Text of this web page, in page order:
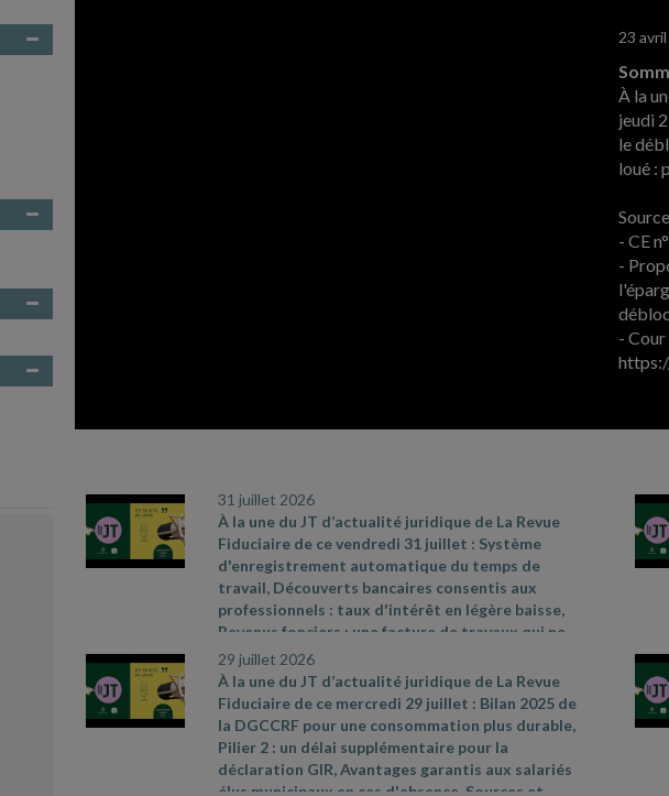
23
À la
jeudi
le
loué :
- CE
-
- Cour
31 juillet 2026
À la une du JT d’actualité juridique de La Revue
Fiduciaire de ce vendredi 31 juillet : Système
d'enregistrement automatique du temps de
travail, Découverts bancaires consentis aux
professionnels : taux d'intérêt en légère baisse,
Revenus fonciers : une facture de travaux qui ne
convainc pas. Sources et références par ordre
d’apparition à l’écran :- CAA Marseille n°
24MA03292 du 28 mai 2026- Cass. soc. 8 juillet
2026, n° 24- 17481 D - Cass civ., 3e ch., 11 juin
2026, n° 24 - 19326 - Cass. soc. 17 juin 2026, n° 24
21533 FD- Avis relatif à l'application des articles
L. 314- 6 du code de la consommation et L. 313
29 juillet 2026
À la une du JT d’actualité juridique de La Revue
Fiduciaire de ce mercredi 29 juillet : Bilan 2025 de
la DGCCRF pour une consommation plus durable,
Pilier 2 : un délai supplémentaire pour la
déclaration GIR, Avantages garantis aux salariés
élus municipaux en cas d'absence. Sources et